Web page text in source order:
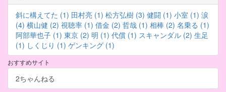
斜に構えてた (1) 田村亮 (1) 松方弘樹 (3) 健闘 (1) 小室 (1) 涙
(4) 横山健 (2) 視聴率 (1) 借金 (2) 哲哉 (1) 相棒 (2) 名乗る (1)
阿部華也子 (1) 東京 (2) 明 (1) 代償 (1) スキャンダル (2) 生足
(1) しくじり (1) ゲンキング (1)
おすすめサイト
2ちゃんねる